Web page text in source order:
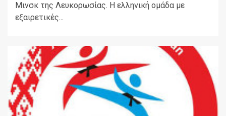
Μινσκ της Λευκορωσίας. Η ελληνική ομάδα με
εξαιρετικές...